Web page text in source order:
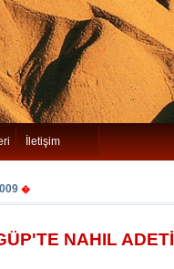
İletişim
�
NAHIL ADETİ